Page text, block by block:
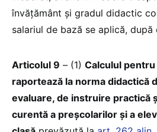
învățământ și gradul didactic
salariul de bază se aplică, după
Articolul 9 – (1) Calculul
raportează la norma didactică
evaluare, de instruire practică
curentă a preșcolarilor și a